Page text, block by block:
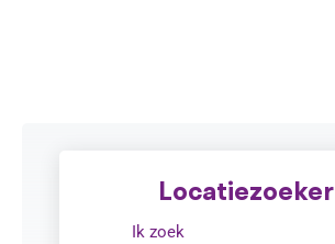
Locatiezoeker
Ik zoek